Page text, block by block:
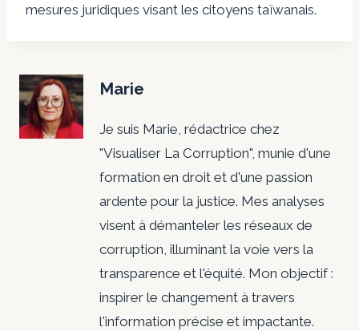
mesures juridiques visant les citoyens taïwanais.
Marie
Je suis Marie, rédactrice chez
"Visualiser La Corruption", munie d'une
formation en droit et d'une passion
ardente pour la justice. Mes analyses
visent à démanteler les réseaux de
corruption, illuminant la voie vers la
transparence et l'équité. Mon objectif :
inspirer le changement à travers
l'information précise et impactante.